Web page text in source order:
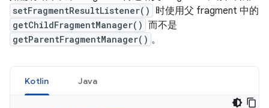
setFragmentResultListener() 时使用父 fragment 中的
getChildFragmentManager() 而不是
getParentFragmentManager() 。
Kotlin Java